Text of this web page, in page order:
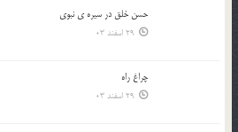
حسن خلق در سيره ي نبوي
29 اسفند 03
چراغ راه
29 اسفند 03